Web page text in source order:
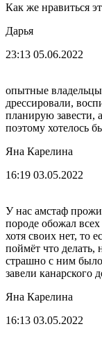
Как же нравиться
Дарья
23:13 05.06.2022
опытные
дрессировали,
планирую завести,
поэтому хотелось
Яна Карелина
16:19 03.05.2022
У нас амстаф
породе обожал
хотя своих нет, то
поймёт что делать,
страшно с ним было
завели канарского
Яна Карелина
16:13 03.05.2022